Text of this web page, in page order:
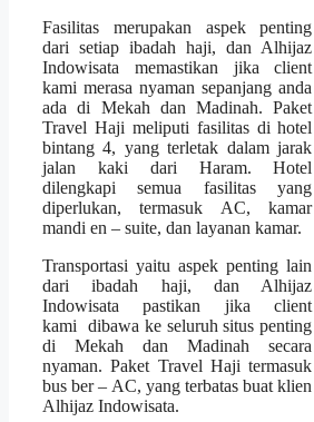
Fasilitas merupakan aspek penting
dari setiap ibadah haji, dan Alhijaz
Indowisata memastikan jika client
kami merasa nyaman sepanjang anda
ada di Mekah dan Madinah. Paket
Travel Haji meliputi fasilitas di hotel
bintang 4, yang terletak dalam jarak
jalan kaki dari Haram. Hotel
dilengkapi semua fasilitas yang
diperlukan, termasuk AC, kamar
mandi en – suite, dan layanan kamar.
Transportasi yaitu aspek penting lain
dari ibadah haji, dan Alhijaz
Indowisata pastikan jika client
kami dibawa ke seluruh situs penting
di Mekah dan Madinah secara
nyaman. Paket Travel Haji termasuk
bus ber – AC, yang terbatas buat klien
Alhijaz Indowisata.